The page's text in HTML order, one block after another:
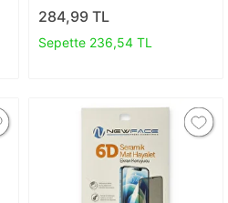
Pro Raze Metal Kamera Lens
- Siyah T20
284,99 TL
Sepette 236,54 TL